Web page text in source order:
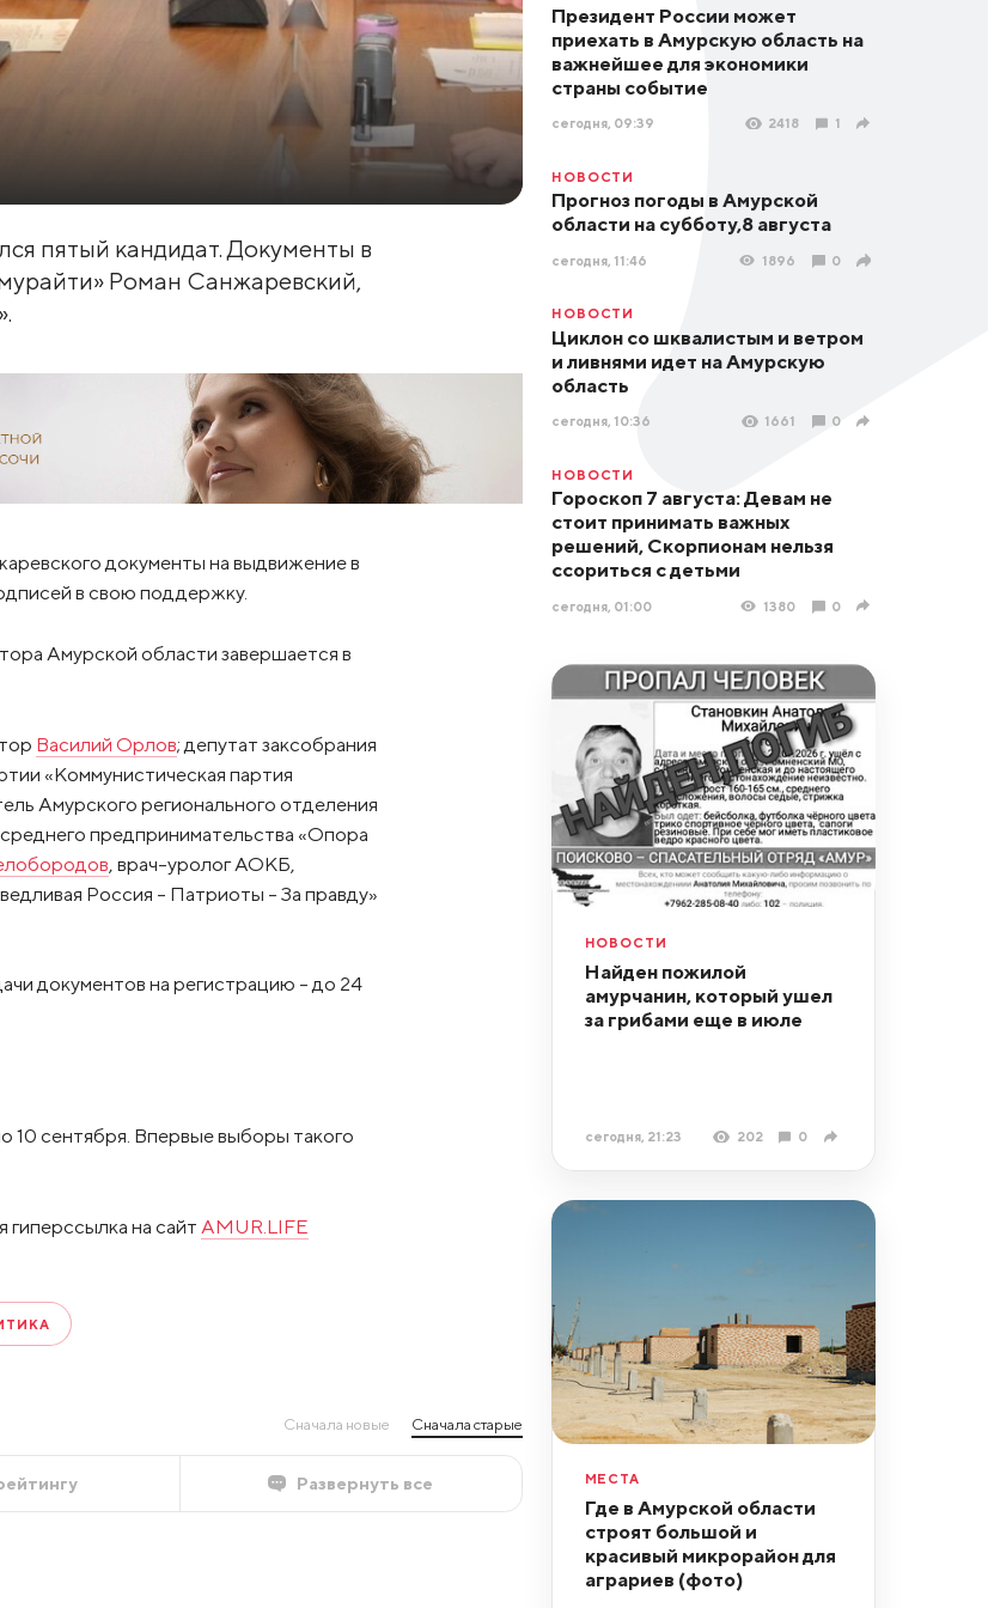
пятый кандидат. Документы в
Роман Санжаревский,
документы на выдвижение в
в свою поддержку.
Амурской области завершается в
Василий Орлов; депутат заксобрания
«Коммунистическая партия
Амурского регионального отделения
предпринимательства «Опора
, врач-уролог АОКБ,
Россия – Патриоты – За правду»
документов на регистрацию – до 24
10 сентября. Впервые выборы такого
гиперссылка на сайт AMUR.LIFE
Сначала новые Сначала старые
Развернуть все
Президент России может
приехать в Амурскую область на
важнейшее для экономики
страны событие
сегодня, 09:39 2418 1
НОВОСТИ
Прогноз погоды в Амурской
области на субботу,8 августа
сегодня, 11:46 1896 0
НОВОСТИ
Циклон со шквалистым и ветром
и ливнями идет на Амурскую
область
сегодня, 10:36 1661 0
НОВОСТИ
Гороскоп 7 августа: Девам не
стоит принимать важных
решений, Скорпионам нельзя
ссориться с детьми
сегодня, 01:00 1380 0
НОВОСТИ
Найден пожилой
амурчанин, который ушел
за грибами еще в июле
сегодня, 21:23 202 0
МЕСТА
Где в Амурской области
строят большой и
красивый микрорайон для
аграриев (фото)